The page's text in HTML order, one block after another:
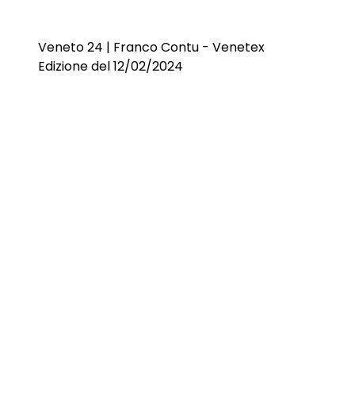
Veneto 24 | Franco Contu - Venetex
Edizione del 12/02/2024